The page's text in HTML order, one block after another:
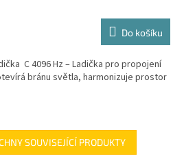
Do košíku
C 4096 Hz – Ladička pro propojení
bránu světla, harmonizuje prostor
SOUVISEJÍCÍ PRODUKTY